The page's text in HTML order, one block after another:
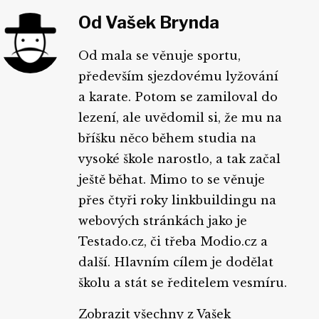
Od Vašek Brynda
Od mala se věnuje sportu,
především sjezdovému lyžování
a karate. Potom se zamiloval do
lezení, ale uvědomil si, že mu na
bříšku něco během studia na
vysoké škole narostlo, a tak začal
ještě běhat. Mimo to se věnuje
přes čtyři roky linkbuildingu na
webových stránkách jako je
Testado.cz, či třeba Modio.cz a
další. Hlavním cílem je dodělat
školu a stát se ředitelem vesmíru.
Zobrazit všechny z Vašek